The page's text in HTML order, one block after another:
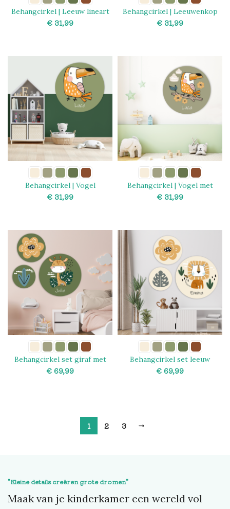
Behangcirkel | Leeuw lineart
€
Behangcirkel | Leeuwenkop
€
Behangcirkel | Vogel
€
Behangcirkel | Vogel met
bloem
€
Behangcirkel set giraf met
blad
€
Behangcirkel set leeuw
€
1 2 3 →
"Kleine details creëren grote dromen"
Maak van je kinderkamer een wereld vol